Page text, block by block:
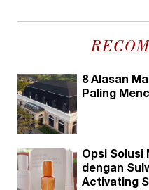
8 Alasan
Paling
Opsi Solusi
dengan
Activating